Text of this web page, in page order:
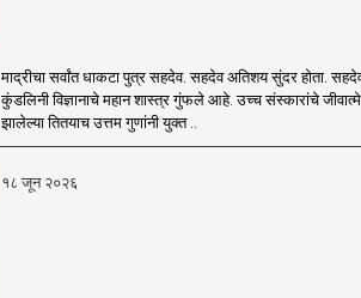
माद्रीचा सर्वांत धाकटा पुत्र सहदेव. सहदेव अतिशय सुंदर होता.
कुंडलिनी विज्ञानाचे महान शास्त्र गुंफले आहे. उच्च संस्कारांचे जीवात्मे
झालेल्या तितयाच उत्तम गुणांनी युक्त ..
१८ जून २०२६